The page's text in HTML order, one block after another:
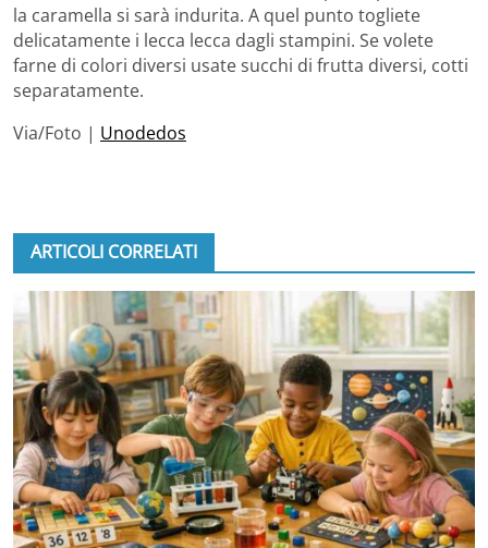
la caramella si sarà indurita. A quel punto togliete
delicatamente i lecca lecca dagli stampini. Se volete
farne di colori diversi usate succhi di frutta diversi, cotti
separatamente.
Via/Foto | Unodedos
ARTICOLI CORRELATI